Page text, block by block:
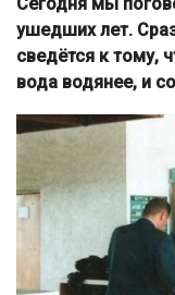
ушедших лет.
сведётся к тому,
вода водянее, и